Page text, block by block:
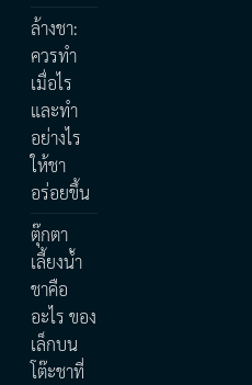
ล้างชา:
ควรทำ
เมื่อไร
และทำ
อย่างไร
ให้ชา
อร่อยขึ้น
ตุ๊กตา
เลี้ยงน้ำ
ชาคือ
อะไร ของ
เล็กบน
โต๊ะชาที่